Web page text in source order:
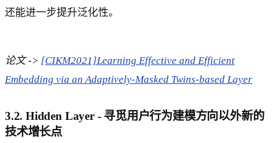
还能进一步提升泛化性。
论文 -> [CIKM2021]Learning Effective and Efficient
Embedding via an Adaptively-Masked Twins-based Layer
3.2. Hidden Layer - 寻觅用户行为建模方向以外新的
技术增长点